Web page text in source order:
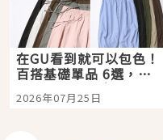
在GU看到就可以包色！
百搭基礎單品 6選，閉
眼全收也不心疼
2026年07月25日